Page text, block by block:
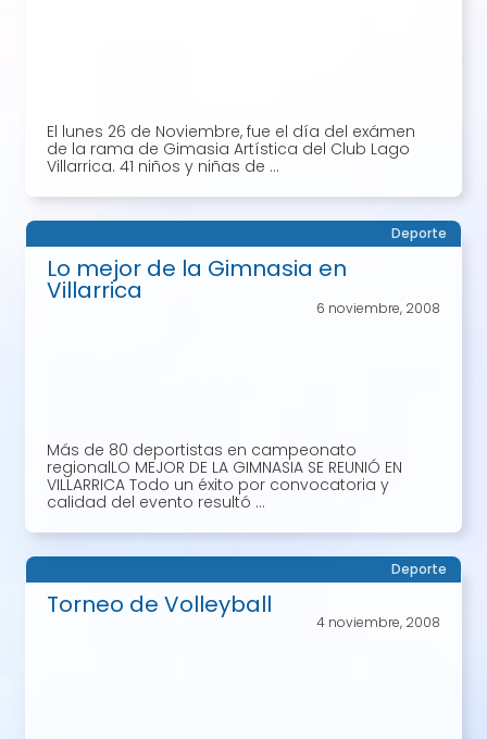
El lunes 26 de Noviembre, fue el día del exámen
de la rama de Gimasia Artística del Club Lago
Villarrica. 41 niños y niñas de ...
Deporte
Lo mejor de la Gimnasia en
Villarrica
6 noviembre, 2008
Más de 80 deportistas en campeonato
regionalLO MEJOR DE LA GIMNASIA SE REUNIÓ EN
VILLARRICA Todo un éxito por convocatoria y
calidad del evento resultó ...
Deporte
Torneo de Volleyball
4 noviembre, 2008